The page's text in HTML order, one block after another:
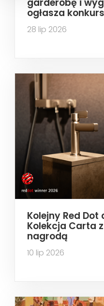
garderobę i
ogłasza
28 lip 2026
Kolejny Red Dot
Kolekcja Carta
nagrodą
10 lip 2026